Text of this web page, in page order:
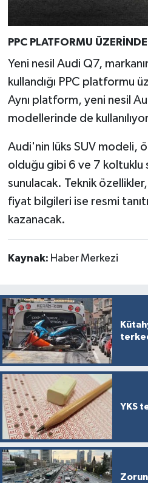
PPC PLATFORMU
Yeni nesil Audi Q7,
kullandığı PPC platformu
Aynı platform, yeni nesil
modellerinde de
Audi'nin lüks SUV modeli,
olduğu gibi 6 ve 7 koltuklu
sunulacak. Teknik
fiyat bilgileri ise resmi
kazanacak.
Kaynak: Haber Merkezi
YKS